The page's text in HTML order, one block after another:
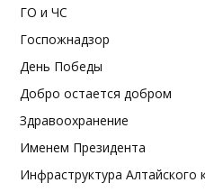
ГО и ЧС
Госпожнадзор
День Победы
Добро остается добром
Здравоохранение
Именем Президента
Инфраструктура Алтайского